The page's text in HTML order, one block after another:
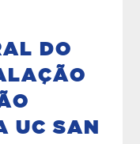
DO
UC SAN